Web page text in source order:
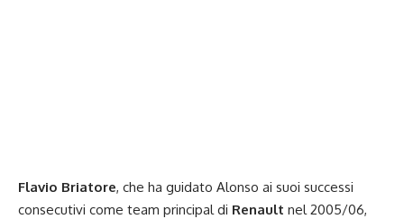
Flavio Briatore, che ha guidato Alonso ai suoi successi
consecutivi come team principal di Renault nel 2005/06,